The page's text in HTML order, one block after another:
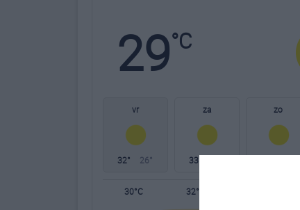
29°C
vr
32° 26°
za
33°
zo
30°C 32°C